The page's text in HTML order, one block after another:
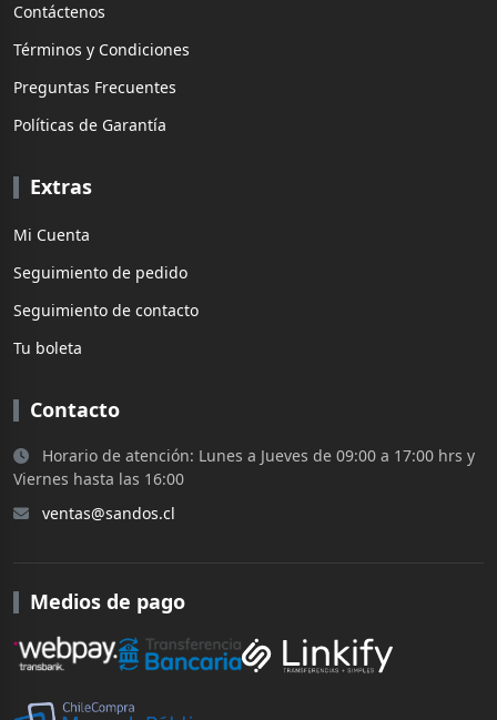
Contáctenos
Términos y Condiciones
Preguntas Frecuentes
Políticas de Garantía
Extras
Mi Cuenta
Seguimiento de pedido
Seguimiento de contacto
Tu boleta
Contacto
Horario de atención: Lunes a Jueves de 09:00 a 17:00 hrs y
Viernes hasta las 16:00
ventas@sandos.cl
Medios de pago